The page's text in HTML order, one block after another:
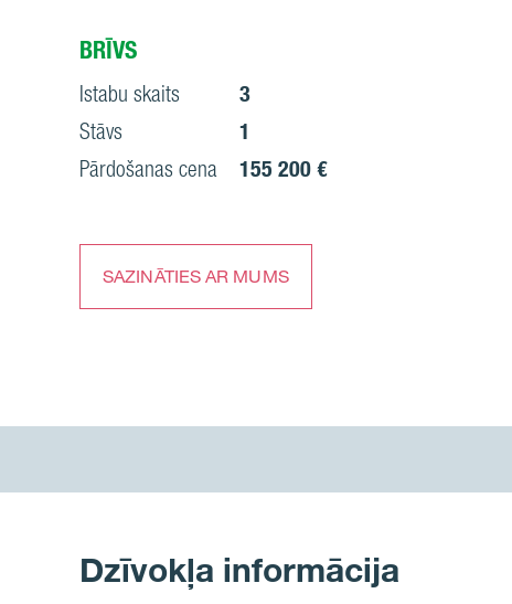
BRĪVS
Istabu skaits
3
Stāvs
1
Pārdošanas cena
155 200 €
SAZINĀTIES AR MUMS
Dzīvokļa informācija